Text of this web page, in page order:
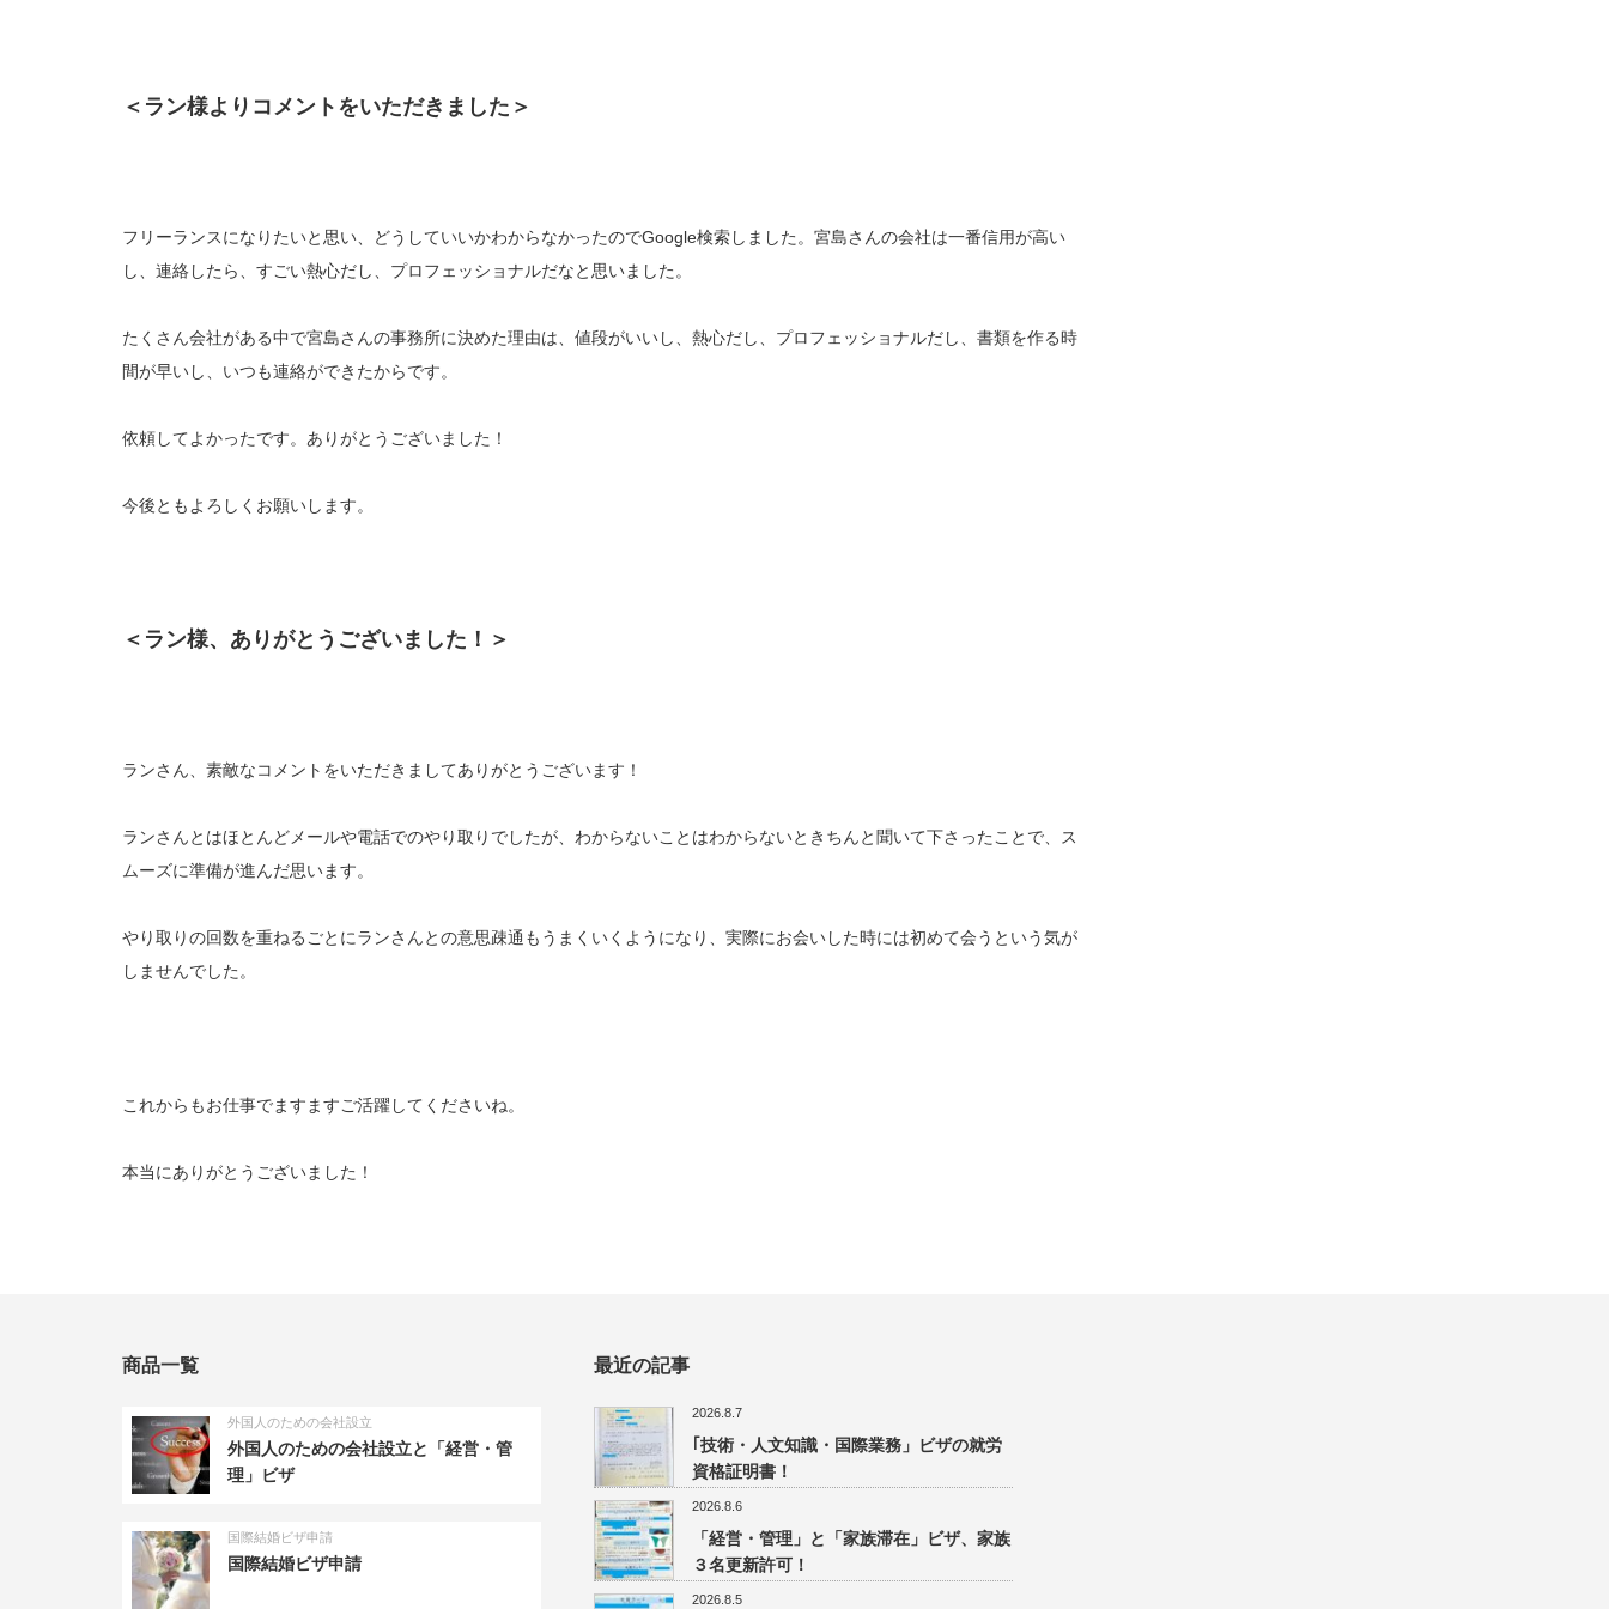
＜ラン様よりコメントをいただきました＞
フリーランスになりたいと思い、どうしていいかわからなかったのでGoogle検索しました。宮島さんの会社は一番信用が高い
し、連絡したら、すごい熱心だし、プロフェッショナルだなと思いました。
たくさん会社がある中で宮島さんの事務所に決めた理由は、値段がいいし、熱心だし、プロフェッショナルだし、書類を作る時
間が早いし、いつも連絡ができたからです。
依頼してよかったです。ありがとうございました！
今後ともよろしくお願いします。
＜ラン様、ありがとうございました！＞
ランさん、素敵なコメントをいただきましてありがとうございます！
ランさんとはほとんどメールや電話でのやり取りでしたが、わからないことはわからないときちんと聞いて下さったことで、ス
ムーズに準備が進んだ思います。
やり取りの回数を重ねるごとにランさんとの意思疎通もうまくいくようになり、実際にお会いした時には初めて会うという気が
しませんでした。
これからもお仕事でますますご活躍してくださいね。
本当にありがとうございました！
商品一覧
外国人のための会社設立
外国人のための会社設立と「経営・管
理」ビザ
国際結婚ビザ申請
国際結婚ビザ申請
最近の記事
2026.8.7
｢技術・人文知識・国際業務」ビザの就労
資格証明書！
2026.8.6
「経営・管理」と「家族滞在」ビザ、家族
３名更新許可！
2026.8.5